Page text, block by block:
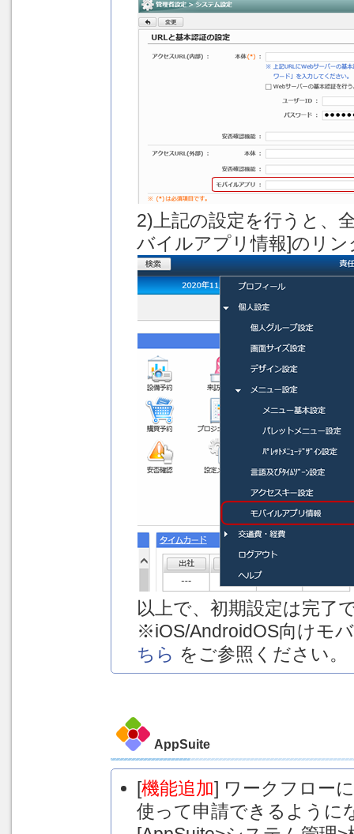
2)上記の設定を行うと、
バイルアプリ情報]のリ
以上で、初期設定は完了
※iOS/AndroidOS向けモ
ちら をご参照ください。
AppSuite
[機能追加] ワークフロー
使って申請できるように